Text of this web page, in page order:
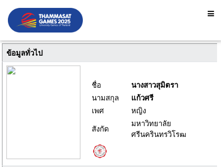
ข้อมูลทั่วไป
ชื่อ
นางสาวสุมิตรา
นามสกุล
แก้วศรี
เพศ
หญิง
สังกัด
มหาวิทยาลัย
ศรีนครินทรวิโรฒ